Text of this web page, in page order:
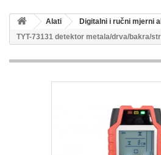
Alati Digitalni i ručni mjerni
TYT-73131 detektor metala/drva/bakra/